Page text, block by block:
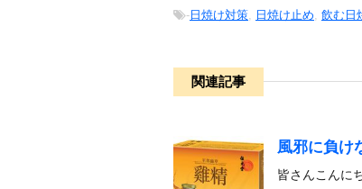
- 日焼け対策, 日焼け止め, 飲む日
関連記事
風邪に負け
皆さんこんに